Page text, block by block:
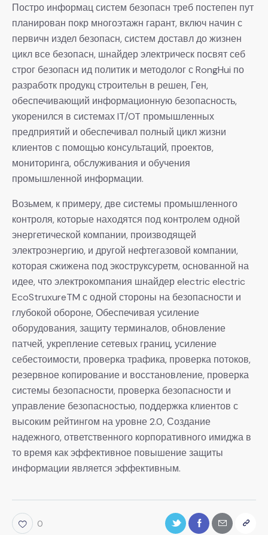
Постро информац систем безопасн треб постепен пут
планирован покр многоэтажн гарант, включ начин с
первичн издел безопасн, систем доставл до жизнен
цикл все безопасн, шнайдер электрическ посвят себ
строг безопасн ид политик и методолог с RongHui по
разработк продукц строительн в решен, Ген,
обеспечивающий информационную безопасность,
укоренился в системах IT/OT промышленных
предприятий и обеспечивал полный цикл жизни
клиентов с помощью консультаций, проектов,
мониторинга, обслуживания и обучения
промышленной информации.
Возьмем, к примеру, две системы промышленного
контроля, которые находятся под контролем одной
энергетической компании, производящей
электроэнергию, и другой нефтегазовой компании,
которая сжижена под экоструксуретм, основанной на
идее, что электрокомпания шнайдер electric electric
EcoStruxureTM с одной стороны на безопасности и
глубокой обороне, Обеспечивая усиление
оборудования, защиту терминалов, обновление
патчей, укрепление сетевых границ, усиление
себестоимости, проверка трафика, проверка потоков,
резервное копирование и восстановление, проверка
системы безопасности, проверка безопасности и
управление безопасностью, поддержка клиентов с
высоким рейтингом на уровне 2.0, Создание
надежного, ответственного корпоративного имиджа в
то время как эффективное повышение защиты
информации является эффективным.
0